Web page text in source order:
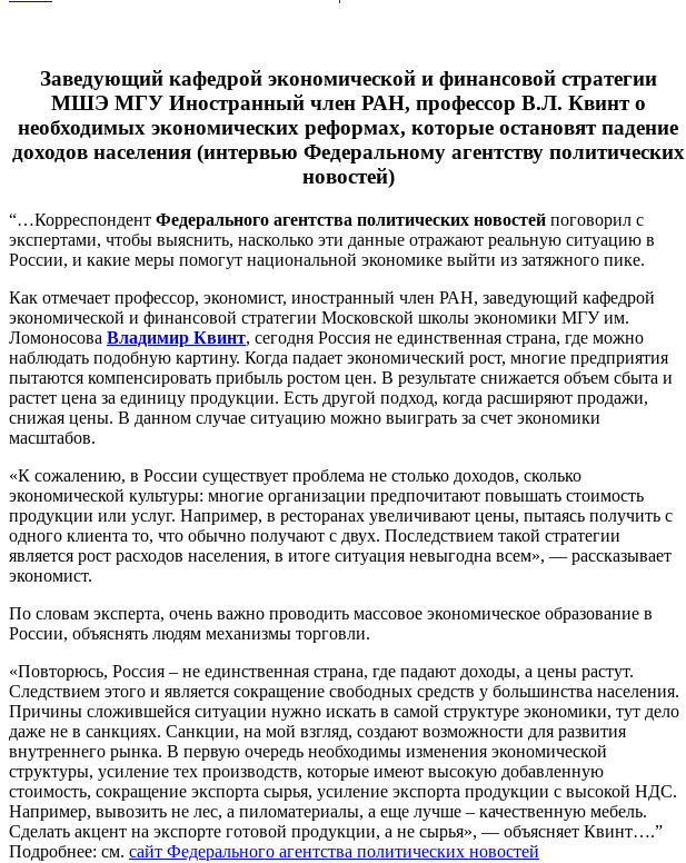
Заведующий кафедрой экономической и финансовой стратегии
МШЭ МГУ Иностранный член РАН, профессор В.Л. Квинт о
необходимых экономических реформах, которые остановят падение
доходов населения (интервью Федеральному агентству политических
новостей)
“…Корреспондент Федерального агентства политических новостей поговорил с
экспертами, чтобы выяснить, насколько эти данные отражают реальную ситуацию в
России, и какие меры помогут национальной экономике выйти из затяжного пике.
Как отмечает профессор, экономист, иностранный член РАН, заведующий кафедрой
экономической и финансовой стратегии Московской школы экономики МГУ им.
Ломоносова Владимир Квинт, сегодня Россия не единственная страна, где можно
наблюдать подобную картину. Когда падает экономический рост, многие предприятия
пытаются компенсировать прибыль ростом цен. В результате снижается объем сбыта и
растет цена за единицу продукции. Есть другой подход, когда расширяют продажи,
снижая цены. В данном случае ситуацию можно выиграть за счет экономики
масштабов.
«К сожалению, в России существует проблема не столько доходов, сколько
экономической культуры: многие организации предпочитают повышать стоимость
продукции или услуг. Например, в ресторанах увеличивают цены, пытаясь получить с
одного клиента то, что обычно получают с двух. Последствием такой стратегии
является рост расходов населения, в итоге ситуация невыгодна всем», — рассказывает
экономист.
По словам эксперта, очень важно проводить массовое экономическое образование в
России, объяснять людям механизмы торговли.
«Повторюсь, Россия – не единственная страна, где падают доходы, а цены растут.
Следствием этого и является сокращение свободных средств у большинства населения.
Причины сложившейся ситуации нужно искать в самой структуре экономики, тут дело
даже не в санкциях. Санкции, на мой взгляд, создают возможности для развития
внутреннего рынка. В первую очередь необходимы изменения экономической
структуры, усиление тех производств, которые имеют высокую добавленную
стоимость, сокращение экспорта сырья, усиление экспорта продукции с высокой НДС.
Например, вывозить не лес, а пиломатериалы, а еще лучше – качественную мебель.
Сделать акцент на экспорте готовой продукции, а не сырья», — объясняет Квинт….”
Подробнее: см. сайт Федерального агентства политических новостей